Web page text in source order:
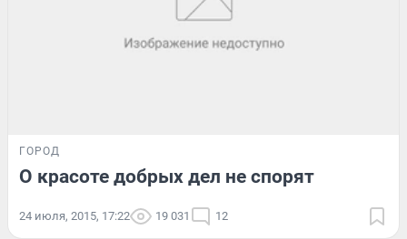
ГОРОД
О красоте добрых дел не спорят
24 июля, 2015, 17:22 19 031 12